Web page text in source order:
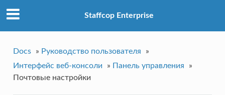
Staffcop Enterprise
Docs » Руководство пользователя
»
Интерфейс веб-консоли
» Панель управления
»
Почтовые настройки